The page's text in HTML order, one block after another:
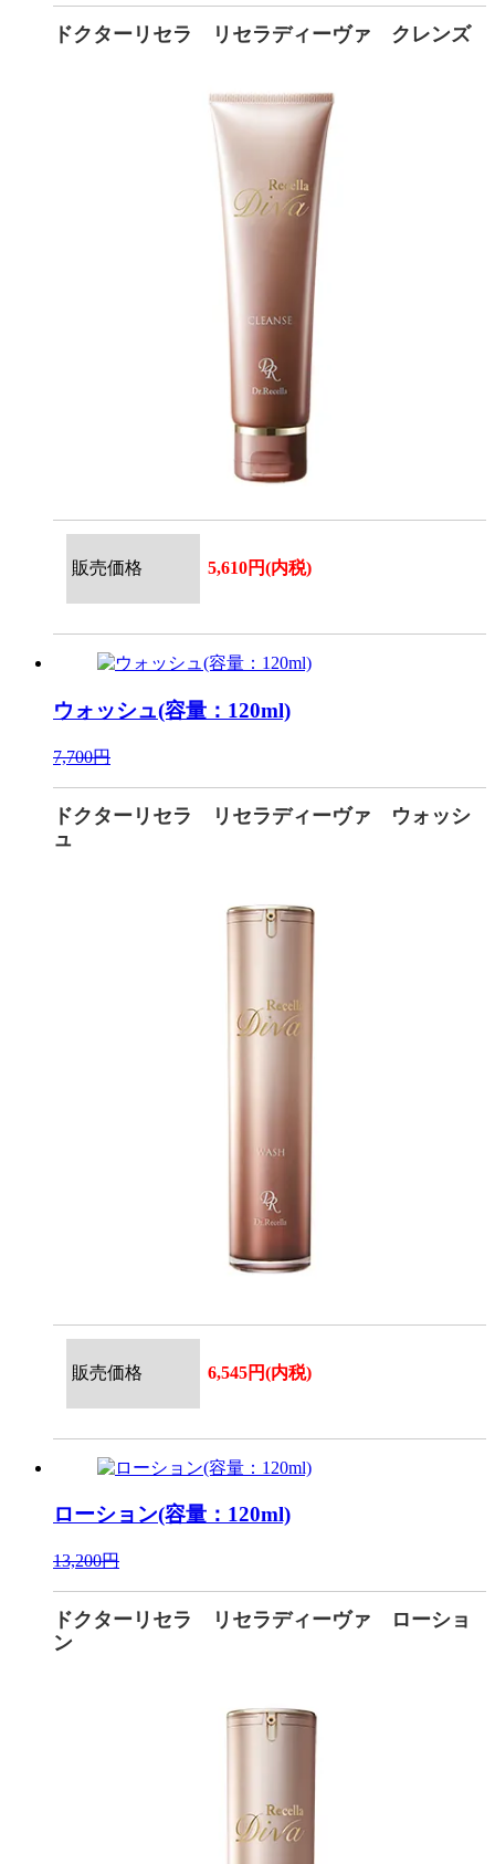
ドクターリセラ リセラディーヴァ クレンズ
販売価格 5,610円(内税)
ウォッシュ(容量：120ml)
7,700円
ドクターリセラ リセラディーヴァ ウォッシ
ュ
販売価格 6,545円(内税)
ローション(容量：120ml)
13,200円
ドクターリセラ リセラディーヴァ ローショ
ン